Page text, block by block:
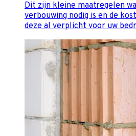
Dit zijn kleine maatregelen
verbouwing nodig is en de
deze al verplicht voor uw